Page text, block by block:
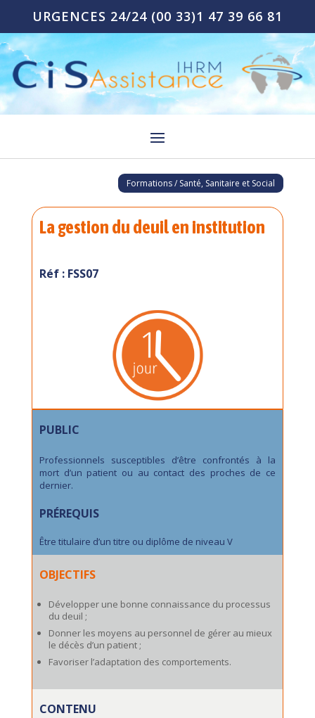
URGENCES 24/24 (00 33)1 47 39 66 81
Formations / Santé, Sanitaire et Social
La gestion du deuil en institution
Réf : FSS07
PUBLIC
Professionnels susceptibles d’être confrontés à la
mort d’un patient ou au contact des proches de ce
dernier.
PRÉREQUIS
Être titulaire d’un titre ou diplôme de niveau V
OBJECTIFS
Développer une bonne connaissance du processus
du deuil ;
Donner les moyens au personnel de gérer au mieux
le décès d’un patient ;
Favoriser l’adaptation des comportements.
CONTENU